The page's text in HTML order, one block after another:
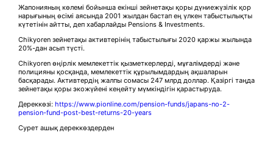
Жапонияның көлемі бойынша екінші зейнетақы қоры дүниежүзілік қор
нарығының өсімі аясында 2001 жылдан бастап ең үлкен табыстылықты
күтетінін айтты, деп хабарлайды Pensions & Investments.
Chikyoren зейнетақы активтерінің табыстылығы 2020 қаржы жылында
20%-дан асып түсті.
Chikyoren өңірлік мемлекеттік қызметкерлерді, мұғалімдерді және
полицияны қосқанда, мемлекеттік құрылымдардың ақшаларын
басқарады. Активтердің жалпы сомасы 247 млрд доллар. Қазіргі таңда
зейнетақы қоры экожүйені кеңейту мүмкіндігін қарастыруда.
Дереккөзі: https://www.pionline.com/pension-funds/japans-no-2-
pension-fund-post-best-returns-20-years
Сурет ашық дереккөздерден